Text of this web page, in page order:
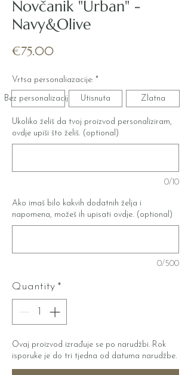
Novčanik "Urban" -
Navy&Olive
€75.00Price
Vrtsa personaliazacije: *
Bez personalizacije Utisnuta Zlatna
Ukoliko želiš da tvoj proizvod personaliziram,
ovdje upiši što želiš. (optional)
0/10
Ako imaš bilo kakvih dodatnih želja i
napomena, možeš ih upisati ovdje. (optional)
0/500
Quantity *
Ovaj proizvod izrađuje se po narudžbi. Rok
isporuke je do tri tjedna od datuma narudžbe.